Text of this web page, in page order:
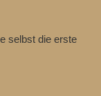
selbst die erste